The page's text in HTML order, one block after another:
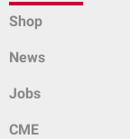
Shop
News
Jobs
CME